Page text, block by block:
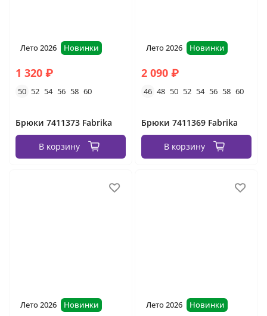
Лето 2026 Новинки
1 320 ₽
50 52 54 56 58 60
Брюки 7411373 Fabrika
В корзину
Лето 2026 Новинки
2 090 ₽
46 48 50 52 54 56 58 60
Брюки 7411369 Fabrika
В корзину
Лето 2026 Новинки Лето 2026 Новинки